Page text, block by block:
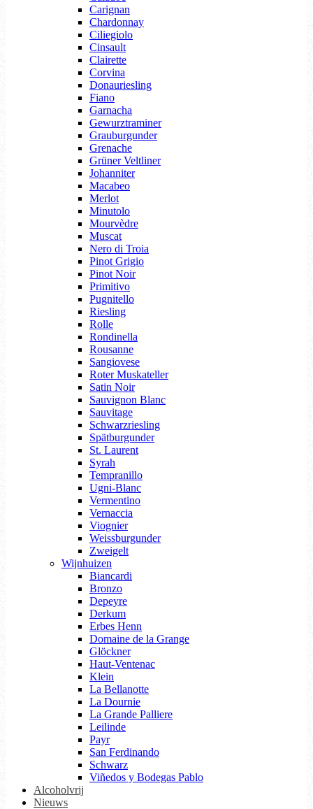
Carignan
Chardonnay
Ciliegiolo
Cinsault
Clairette
Corvina
Donauriesling
Fiano
Garnacha
Gewurztraminer
Grauburgunder
Grenache
Grüner Veltliner
Johanniter
Macabeo
Merlot
Minutolo
Mourvèdre
Muscat
Nero di Troia
Pinot Grigio
Pinot Noir
Primitivo
Pugnitello
Riesling
Rolle
Rondinella
Rousanne
Sangiovese
Roter Muskateller
Satin Noir
Sauvignon Blanc
Sauvitage
Schwarzriesling
Spätburgunder
St. Laurent
Syrah
Tempranillo
Ugni-Blanc
Vermentino
Vernaccia
Viognier
Weissburgunder
Zweigelt
Wijnhuizen
Biancardi
Bronzo
Depeyre
Derkum
Erbes Henn
Domaine de la Grange
Glöckner
Haut-Ventenac
Klein
La Bellanotte
La Dournie
La Grande Palliere
Leilinde
Payr
San Ferdinando
Schwarz
Viñedos y Bodegas Pablo
Alcoholvrij
Nieuws